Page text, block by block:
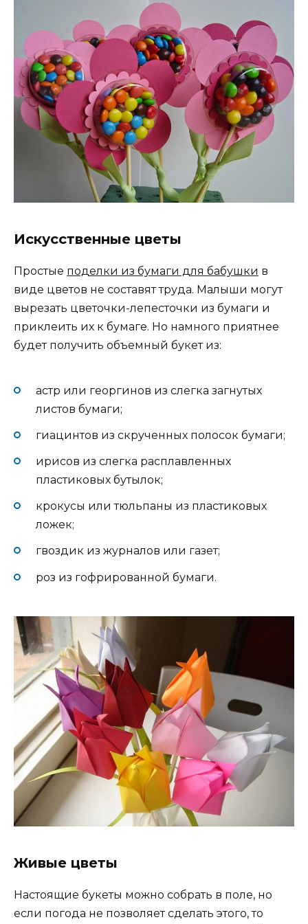
Искусственные цветы
Простые поделки из бумаги для бабушки в
виде цветов не составят труда. Малыши могут
вырезать цветочки-лепесточки из бумаги и
приклеить их к бумаге. Но намного приятнее
будет получить объемный букет из:
астр или георгинов из слегка загнутых
листов бумаги;
гиацинтов из скрученных полосок бумаги;
ирисов из слегка расплавленных
пластиковых бутылок;
крокусы или тюльпаны из пластиковых
ложек;
гвоздик из журналов или газет;
роз из гофрированной бумаги.
Живые цветы
Настоящие букеты можно собрать в поле, но
если погода не позволяет сделать этого, то